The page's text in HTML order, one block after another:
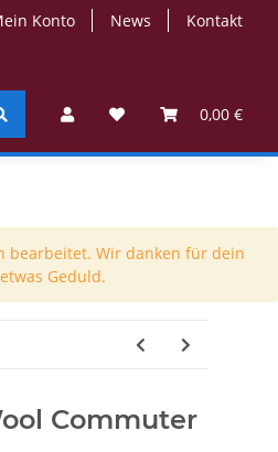
Konto News Kontakt
0,00 €
Walkstrick Mützen
bearbeitet. Wir danken für dein
Geduld.
Commuter